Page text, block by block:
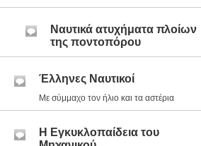
Ναυτικά ατυχήματα πλοίων
της ποντοπόρου
Έλληνες Ναυτικοί
Με σύμμαχο τον ήλιο και τα αστέρια
Η Eγκυκλοπαίδεια του